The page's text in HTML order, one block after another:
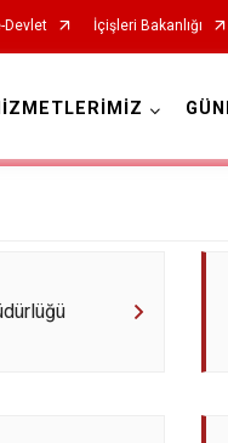
Devlet İçişleri Bakanlığı